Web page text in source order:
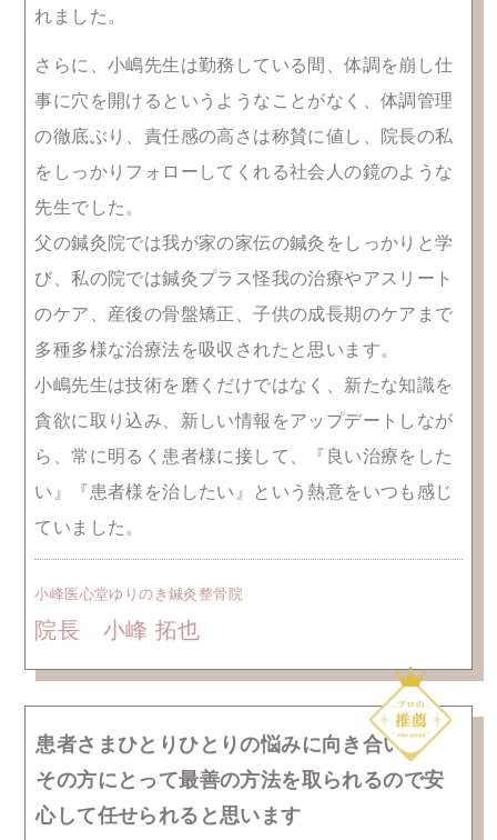
れました。
さらに、小嶋先生は勤務している間、体調を崩し仕
事に穴を開けるというようなことがなく、体調管理
の徹底ぶり、責任感の高さは称賛に値し、院長の私
をしっかりフォローしてくれる社会人の鏡のような
先生でした。
父の鍼灸院では我が家の家伝の鍼灸をしっかりと学
び、私の院では鍼灸プラス怪我の治療やアスリート
のケア、産後の骨盤矯正、子供の成長期のケアまで
多種多様な治療法を吸収されたと思います。
小嶋先生は技術を磨くだけではなく、新たな知識を
貪欲に取り込み、新しい情報をアップデートしなが
ら、常に明るく患者様に接して、『良い治療をした
い』『患者様を治したい』という熱意をいつも感じ
ていました。
小峰医心堂ゆりのき鍼灸整骨院
院長 小峰 拓也
患者さまひとりひとりの悩みに向き合い
その方にとって最善の方法を取られるので安
心して任せられると思います